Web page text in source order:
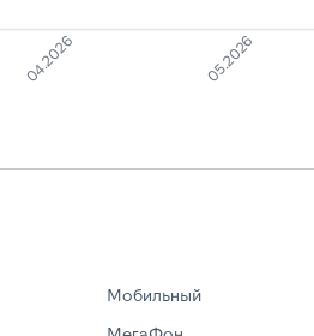
04.2026 05.2026
Мобильный